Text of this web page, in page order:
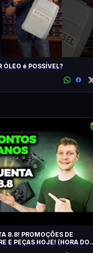
ÓLEO é POSSÍVEL?
8.8! PROMOÇÕES DE
E PEÇAS HOJE! (HORA DO